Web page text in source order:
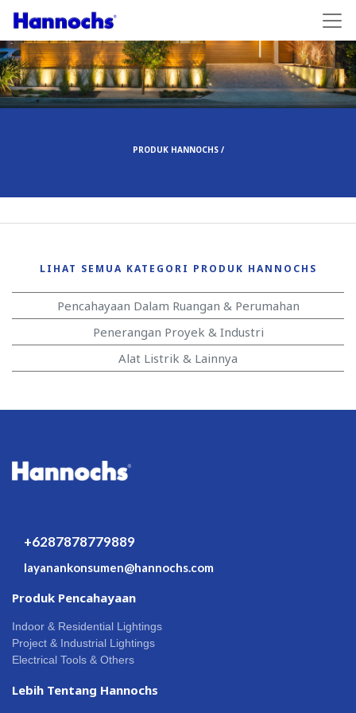
PRODUK HANNOCHS /
LIHAT SEMUA KATEGORI PRODUK HANNOCHS
Pencahayaan Dalam Ruangan & Perumahan
Penerangan Proyek & Industri
Alat Listrik & Lainnya
+6287878779889
layanankonsumen@hannochs.com
Produk Pencahayaan
Indoor & Residential Lightings
Project & Industrial Lightings
Electrical Tools & Others
Lebih Tentang Hannochs